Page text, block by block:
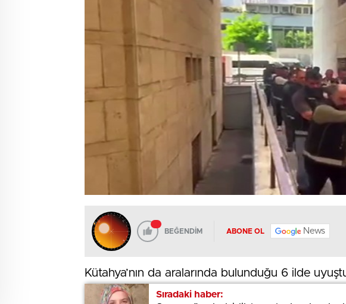
Sıradaki haber:
BEĞENDİM ABONE OL News
Kütahya’nın da aralarında bulunduğu 6 ilde
düzenlenen geniş çaplı operasyonlarda gözaltına
Sıradaki haber: